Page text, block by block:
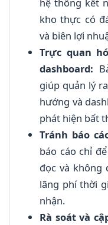
hệ thống kết
kho thực có
và biên lợi
Trực quan
dashboard:
giúp quản lý
hướng và
phát hiện bất
Tránh báo
báo cáo chỉ
đọc và không
lãng phí thời
nhận.
Rà soát và